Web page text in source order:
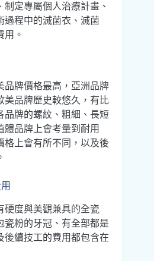
定專屬個人治療計畫、
過程中的滅菌衣、滅菌
用。
品牌價格最高，亞洲品牌
美品牌歷史較悠久，有比
品牌的螺紋、粗細、長短
體品牌上會考量到耐用
格上會有所不同，以及後
硬度與美觀兼具的全瓷
瓷粉的牙冠、有全部都是
後續技工的費用都包含在